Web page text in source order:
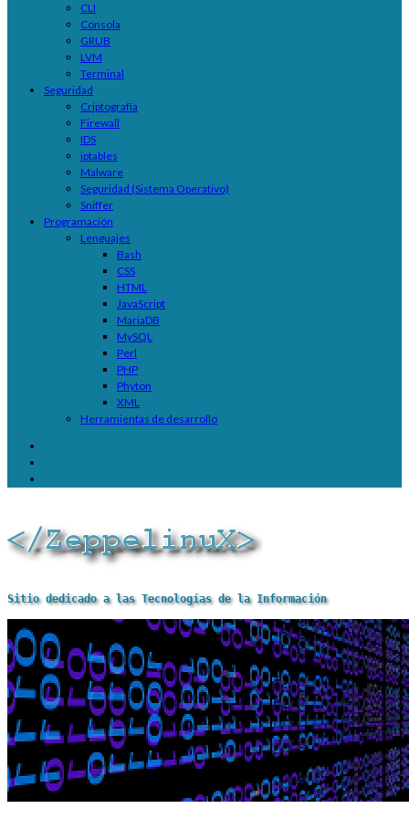
CLI
Consola
GRUB
LVM
Terminal
Seguridad
Criptografía
Firewall
IDS
iptables
Malware
Seguridad (Sistema Operativo)
Sniffer
Programación
Lenguajes
Bash
CSS
HTML
JavaScript
MariaDB
MySQL
Perl
PHP
Phyton
XML
Herramientas de desarrollo
Sitio dedicado a las Tecnologías de la Información